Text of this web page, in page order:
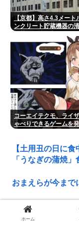
【京都】高さ4.3メート
ンクリート貯蔵機器の
コーエイテクモ、ライ
ゃべりできるゲームを
【土用丑の日に
「うなぎの蒲焼
おまえらが今まで
パズー「お父さ
ってセリフある
ホーム